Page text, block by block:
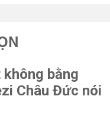
bằng
Châu Đức nói